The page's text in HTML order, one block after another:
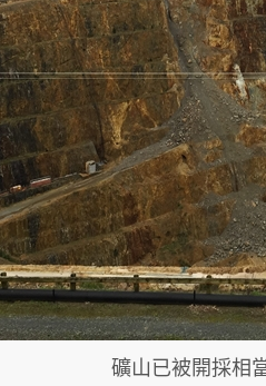
礦山已被開採相